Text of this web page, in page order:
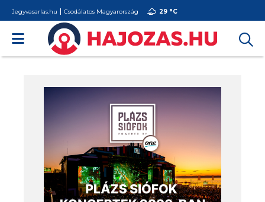
Jegyvasarlas.hu Csodálatos Magyarország 29 °C